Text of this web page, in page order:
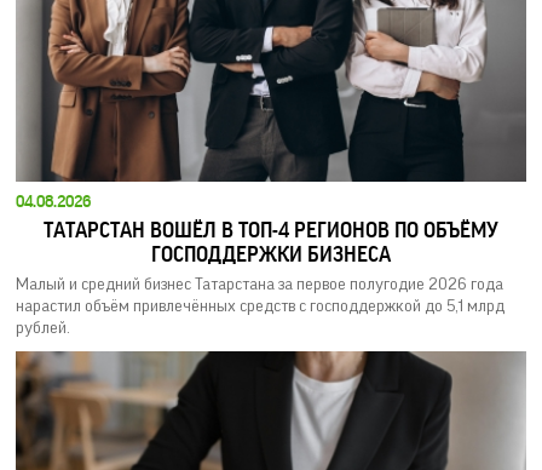
04.08.2026
ТАТАРСТАН ВОШЁЛ В ТОП-4 РЕГИОНОВ ПО ОБЪЁМУ
ГОСПОДДЕРЖКИ БИЗНЕСА
Малый и средний бизнес Татарстана за первое полугодие 2026 года
нарастил объём привлечённых средств с господдержкой до 5,1 млрд
рублей.